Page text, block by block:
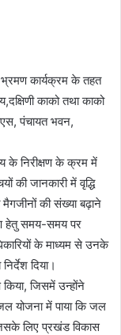
भ्रमण कार्यक्रम के तहत
काको तथा काको
पंचायत भवन,
के निरीक्षण के क्रम में
की जानकारी में वृद्धि
की संख्या बढ़ाने
हेतु समय-समय पर
के माध्यम से उनके
दिया।
किया, जिसमें उन्होंने
योजना में पाया कि जल
लिए प्रखंड विकास